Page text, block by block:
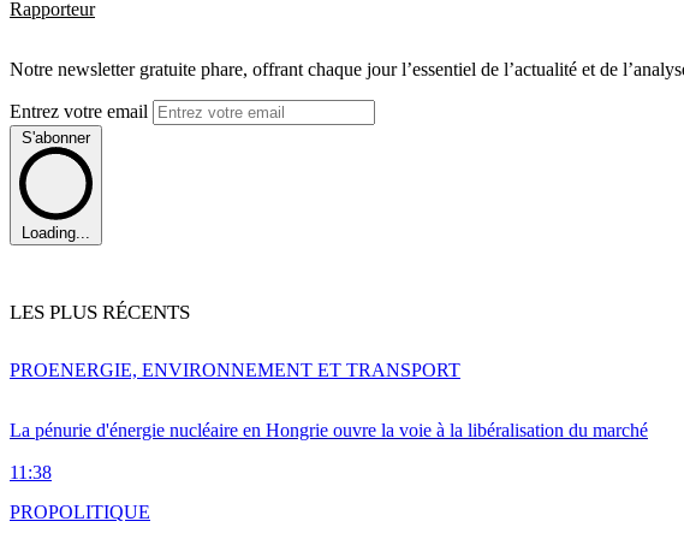
Rapporteur
Notre newsletter gratuite phare, offrant chaque jour l’essentiel de l’actualité et de
Entrez votre email
S'abonner
Loading...
LES PLUS RÉCENTS
La pénurie d'énergie nucléaire en Hongrie ouvre la voie à la libéralisation du marché
11:38
PROENERGIE, ENVIRONNEMENT ET TRANSPORT
PROPOLITIQUE